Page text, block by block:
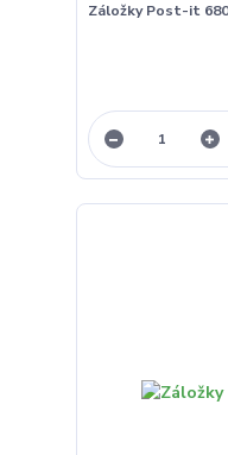
Záložky Post-it